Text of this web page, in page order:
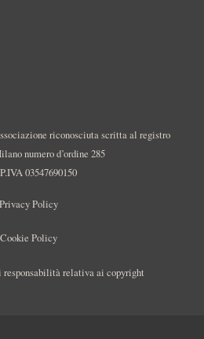
riconosciuta scritta al registro
numero d’ordine 285
03547690150
Privacy Policy
Cookie Policy
responsabilità relativa ai copyright